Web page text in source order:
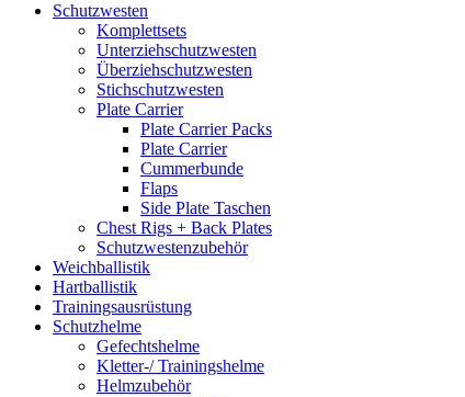
Schutzwesten
Komplettsets
Unterziehschutzwesten
Überziehschutzwesten
Stichschutzwesten
Plate Carrier
Plate Carrier Packs
Plate Carrier
Cummerbunde
Flaps
Side Plate Taschen
Chest Rigs + Back Plates
Schutzwestenzubehör
Weichballistik
Hartballistik
Trainingsausrüstung
Schutzhelme
Gefechtshelme
Kletter-/ Trainingshelme
Helmzubehör